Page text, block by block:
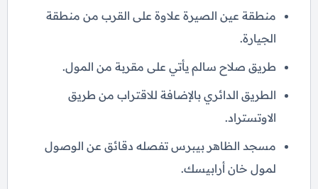
منطقة عين الصيرة علاوة على القرب من منطقة
الجيارة.
طريق صلاح سالم يأتي على مقربة من المول.
الطريق الدائري بالإضافة للاقتراب من طريق
الاوتستراد.
مسجد الظاهر بيبرس تفصله دقائق عن الوصول
لمول خان أرابيسك.